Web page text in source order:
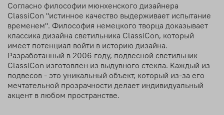
Согласно философии мюнхенского дизайнера
ClassiCon "истинное качество выдерживает испытание
временем". Философия немецкого творца доказывает
классика дизайна светильника ClassiCon, который
имеет потенциал войти в историю дизайна.
Разработанный в 2006 году, подвесной светильник
ClassiCon изготовлен из выдувного стекла. Каждый из
подвесов - это уникальный объект, который из-за его
мечтательной прозрачности делает индивидуальный
акцент в любом пространстве.